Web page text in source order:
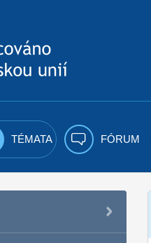
TÉMATA FÓRUM